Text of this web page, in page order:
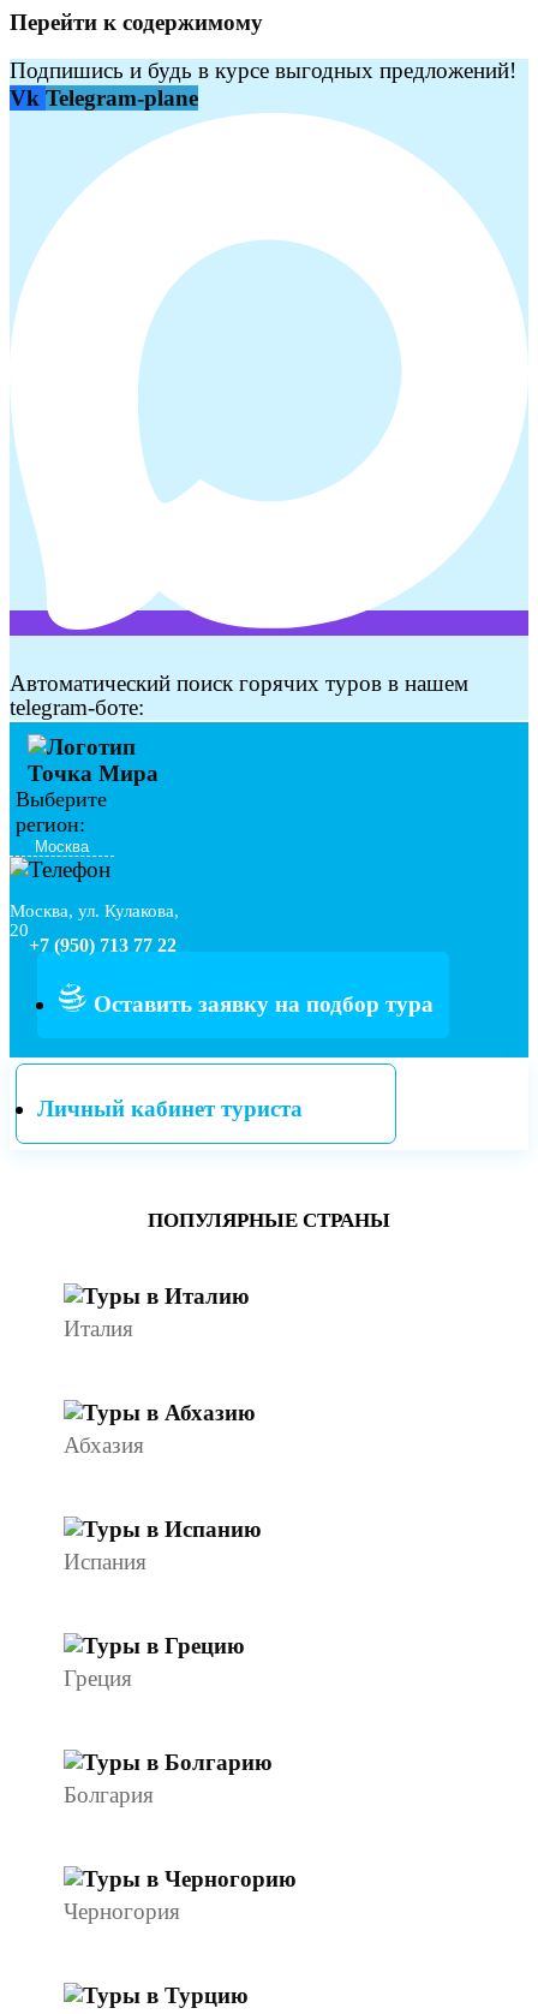
Перейти к содержимому
Подпишись и будь в курсе выгодных предложений!
Vk Telegram-plane
Автоматический поиск горячих туров в нашем
telegram-боте:
Выберите
регион:
Москва, ул. Кулакова,
20
+7 (950) 713 77 22
Оставить заявку на подбор тура
Личный кабинет туриста
ПОПУЛЯРНЫЕ СТРАНЫ
Италия
Абхазия
Испания
Греция
Болгария
Черногория